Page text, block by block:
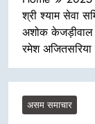
श्री श्याम सेवा
अशोक केजड़ीवाल
रमेश अजितसरिया
असम समाचार